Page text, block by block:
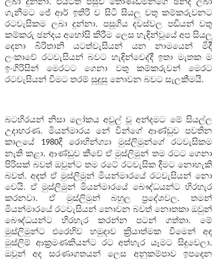
ගැනීමට ජේ ආර් ඉතිරි ව සිටි සියලු වතු කම්කරුවනට
රටවැසිකම ලබා දුන්නා. පසුගිය දවස්වල පඬියන් වතු
කම්කරු ඡන්දය අහෝසි කිරීම ලෙස හැඳින්වූයේ අප සියලු
දෙනා බිරිතානි යටත්වැසියන් යන නාමයෙන් මිදී
ලංකාවේ රටවැසියන් බවට හැඳින්වෙද්දී ඉතා මැතක ම
ඉංගිරිසින් මෙරටට ගෙනා වතු කම්කරුවන් මෙරට
රටවැසියන් වීමට තරම් සුදුසු නොවන බවට සැලකීමයි.
බටහිරයන් නිසා ලෝකය අවුල් වූ අන්දමට මේ සියල්ල
උදාහරණ. මියන්මාරය නේ වින්ගේ ආණ්ඩුව පවතින
කාලයේ
1980දී රොහින්ග්‍යා මුස්ලිමුන්ගේ රටවැසිකම
නැති කළා. ආණ්ඩුව කීවේ ඒ මුස්ලිමුන් තම රටට ගෙනා
පිරිසක් බවත් ඔවුන්ට තම රටේ රටවැසික දීමට නොහැකි
බවත්. අදත් ඒ මුස්ලිමුන් මියන්මාරයේ රටවැසියන් නො
වෙයි. ඒ මුස්ලිමුන් මියන්මාරයේ බෞද්ධයන්ට හිරහැර
කරනවා. ඒ මුස්ලිමුන් බහුල ප්‍රදේශවල. තමන්
මියන්මාරයේ රටවැසියන් නොවන බවත් නොතකා ඔවුන්
බෞද්ධයන්ට හිරහැර කරන්න පටන් ගත්තා. මේ
මුස්ලිමුන්ට එරෙහිව හමුදාව ක්‍රියාත්මක වීමෙන් අද
මුස්ලිම් ආක්‍රමණකියන්ට රට අත්හැර යෑමට සිදුවෙලා.
ඔවුන් අද සරණාගතයන් ලෙස අනුකම්පාව ඉපදෙන